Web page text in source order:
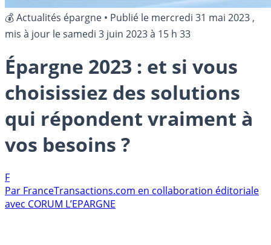
💰 Actualités épargne • Publié le mercredi 31 mai 2023 ,
mis à jour lesamedi 3 juin 2023 à 15 h 33
Épargne 2023 : et si vous
choisissiez des solutions
qui répondent vraiment à
vos besoins ?
F
Par FranceTransactions.com en collaboration éditoriale
avec CORUM L’EPARGNE